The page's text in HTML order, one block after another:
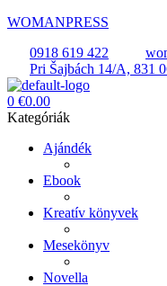
WOMANPRESS
0918 619 422
Pri Šajbách 14/A, 831
Menü
0 €0.00
Kategóriák
Ajándék
Ebook
Kreatív könyvek
Mesekönyv
Novella